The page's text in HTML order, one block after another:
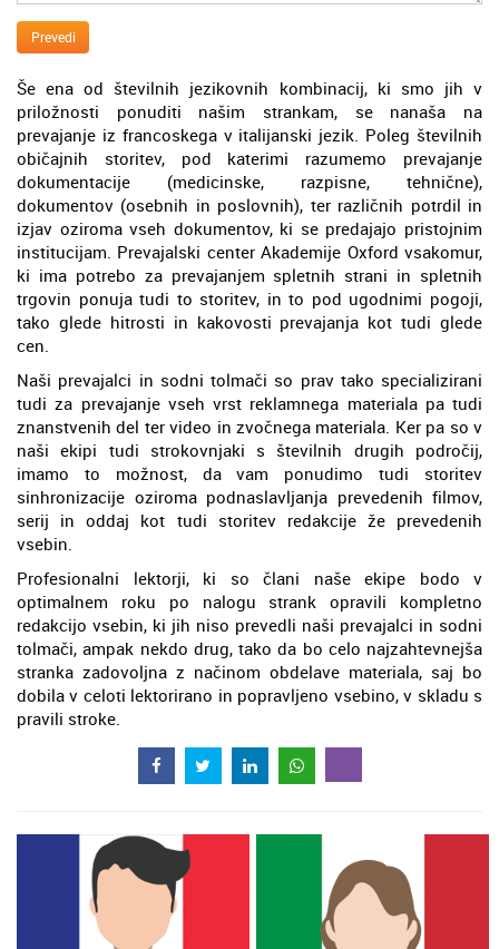
Prevedi
Še ena od številnih jezikovnih kombinacij, ki smo jih v
priložnosti ponuditi našim strankam, se nanaša na
prevajanje iz francoskega v italijanski jezik. Poleg številnih
običajnih storitev, pod katerimi razumemo prevajanje
dokumentacije (medicinske, razpisne, tehnične),
dokumentov (osebnih in poslovnih), ter različnih potrdil in
izjav oziroma vseh dokumentov, ki se predajajo pristojnim
institucijam. Prevajalski center Akademije Oxford vsakomur,
ki ima potrebo za prevajanjem spletnih strani in spletnih
trgovin ponuja tudi to storitev, in to pod ugodnimi pogoji,
tako glede hitrosti in kakovosti prevajanja kot tudi glede
cen.
Naši prevajalci in sodni tolmači so prav tako specializirani
tudi za prevajanje vseh vrst reklamnega materiala pa tudi
znanstvenih del ter video in zvočnega materiala. Ker pa so v
naši ekipi tudi strokovnjaki s številnih drugih področij,
imamo to možnost, da vam ponudimo tudi storitev
sinhronizacije oziroma podnaslavljanja prevedenih filmov,
serij in oddaj kot tudi storitev redakcije že prevedenih
vsebin.
Profesionalni lektorji, ki so člani naše ekipe bodo v
optimalnem roku po nalogu strank opravili kompletno
redakcijo vsebin, ki jih niso prevedli naši prevajalci in sodni
tolmači, ampak nekdo drug, tako da bo celo najzahtevnejša
stranka zadovoljna z načinom obdelave materiala, saj bo
dobila v celoti lektorirano in popravljeno vsebino, v skladu s
pravili stroke.